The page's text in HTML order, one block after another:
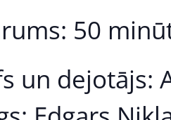
50
un dejotājs: